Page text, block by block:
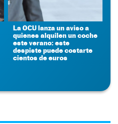
La OCU lanza un aviso a
quienes alquilen un coche
este verano: este
despiste puede costarte
cientos de euros